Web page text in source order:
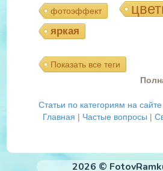
фотоэффект
яркая
Показать все теги
Статьи по категориям на сайте
Главная | Частые вопросы |
2026 ©